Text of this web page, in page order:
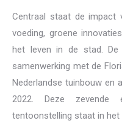
Centraal staat de impact
voeding, groene
het leven in de stad. De
samenwerking met de
Nederlandse tuinbouw en
2022. Deze zevende
tentoonstelling staat in het